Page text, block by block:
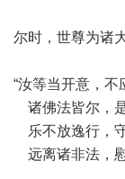
尔时，世尊为诸
“汝等当开意，不
诸佛法皆尔，
乐不放逸行，
远离诸非法，